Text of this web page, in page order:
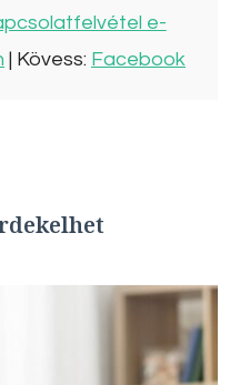
e-
| Kövess: Facebook